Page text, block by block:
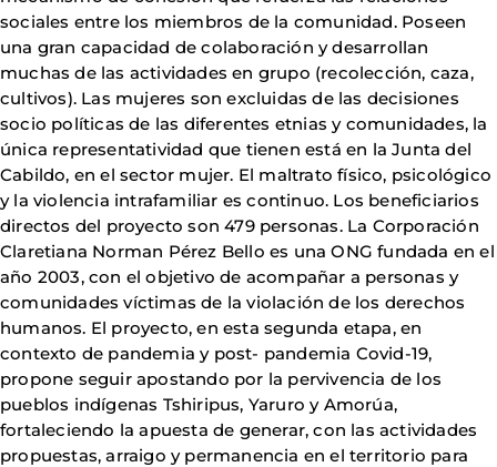
sociales entre los miembros de la comunidad. Poseen
una gran capacidad de colaboración y desarrollan
muchas de las actividades en grupo (recolección, caza,
cultivos). Las mujeres son excluidas de las decisiones
socio políticas de las diferentes etnias y comunidades, la
única representatividad que tienen está en la Junta del
Cabildo, en el sector mujer. El maltrato físico, psicológico
y la violencia intrafamiliar es continuo. Los beneficiarios
directos del proyecto son 479 personas. La Corporación
Claretiana Norman Pérez Bello es una ONG fundada en el
año 2003, con el objetivo de acompañar a personas y
comunidades víctimas de la violación de los derechos
humanos. El proyecto, en esta segunda etapa, en
contexto de pandemia y post- pandemia Covid-19,
propone seguir apostando por la pervivencia de los
pueblos indígenas Tshiripus, Yaruro y Amorúa,
fortaleciendo la apuesta de generar, con las actividades
propuestas, arraigo y permanencia en el territorio para